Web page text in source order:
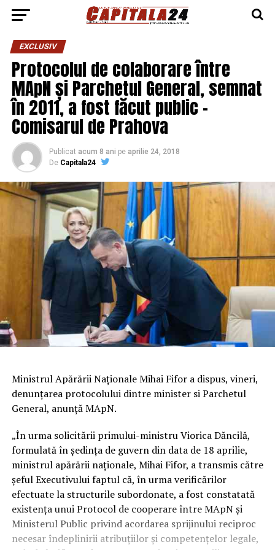
EXCLUSIV
Protocolul de colaborare între
MApN și Parchetul General, semnat
în 2011, a fost făcut public –
Comisarul de Prahova
Publicat acum 8 ani pe aprilie 24, 2018
De Capitala24
Ministrul Apărării Naționale Mihai Fifor a dispus, vineri,
denunțarea protocolului dintre minister si Parchetul
General, anunță MApN.
„În urma solicitării primului-ministru Viorica Dăncilă,
formulată în şedinţa de guvern din data de 18 aprilie,
ministrul apărării naţionale, Mihai Fifor, a transmis către
șeful Executivului faptul că, în urma verificărilor
efectuate la structurile subordonate, a fost constatată
existenţa unui Protocol de cooperare între MApN şi
Ministerul Public privind acordarea sprijinului reciproc
necesar îndeplinirii atribuţiilor şi competenţelor legale,